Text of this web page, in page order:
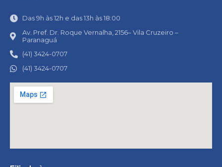
Das 9h às 12h e das 13h às 18:00
Av. Pref. Dr. Roque Vernalha, 2156– Vila Cruzeiro –
Paranaguá
(41) 3424-0707
(41) 3424-0707